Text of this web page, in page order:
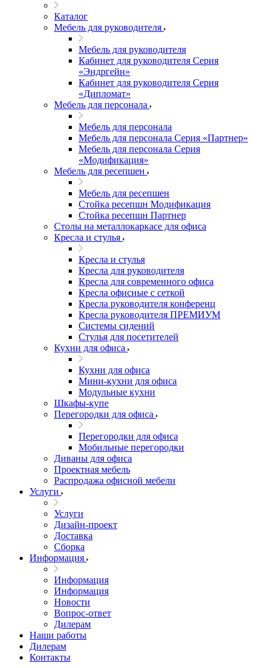
Каталог
Мебель для руководителя
Мебель для руководителя
Кабинет для руководителя Серия
«Эндргейн»
Кабинет для руководителя Серия
«Дипломат»
Мебель для персонала
Мебель для персонала
Мебель для персонала Серия «Партнер»
Мебель для персонала Серия
«Модификация»
Мебель для ресепшен
Мебель для ресепшен
Стойка ресепшн Модификация
Стойка ресепшн Партнер
Столы на металлокаркасе для офиса
Кресла и стулья
Кресла и стулья
Кресла для руководителя
Кресла для современного офиса
Кресла офисные с сеткой
Кресла руководителя конференц
Кресла руководителя ПРЕМИУМ
Системы сидений
Стулья для посетителей
Кухни для офиса
Кухни для офиса
Мини-кухни для офиса
Модульные кухни
Шкафы-купе
Перегородки для офиса
Перегородки для офиса
Мобильные перегородки
Диваны для офиса
Проектная мебель
Распродажа офисной мебели
Услуги
Услуги
Дизайн-проект
Доставка
Сборка
Информация
Информация
Информация
Новости
Вопрос-ответ
Дилерам
Наши работы
Дилерам
Контакты